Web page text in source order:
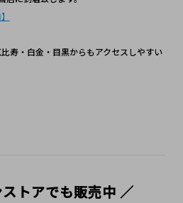
寿・白金・目黒からもアクセスしやすい
トアでも販売中 ／